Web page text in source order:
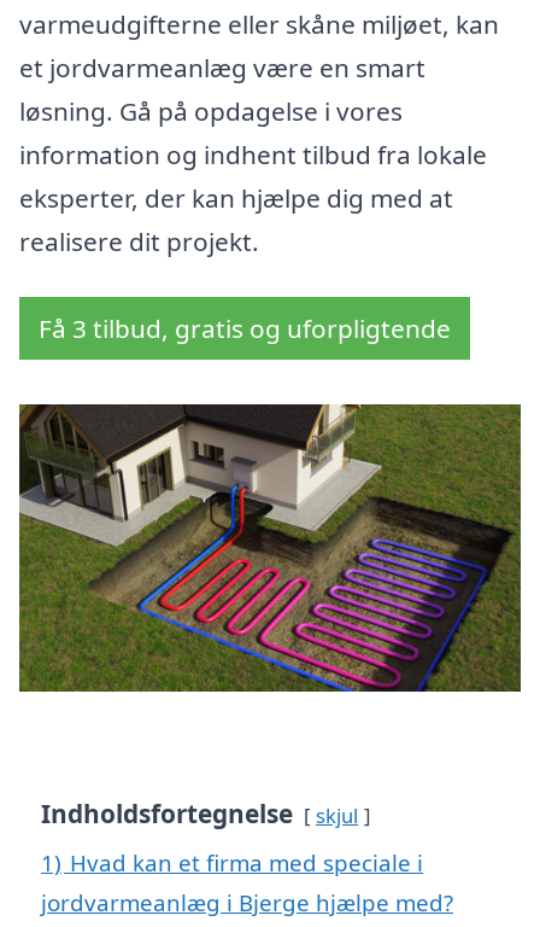
varmeudgifterne eller skåne miljøet, kan
et jordvarmeanlæg være en smart
løsning. Gå på opdagelse i vores
information og indhent tilbud fra lokale
eksperter, der kan hjælpe dig med at
realisere dit projekt.
Få 3 tilbud, gratis og uforpligtende
Indholdsfortegnelse skjul
1) Hvad kan et firma med speciale i
jordvarmeanlæg i Bjerge hjælpe med?